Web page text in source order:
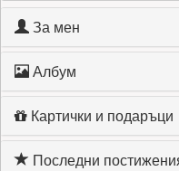
За мен
Албум
Картички и подаръци
Последни